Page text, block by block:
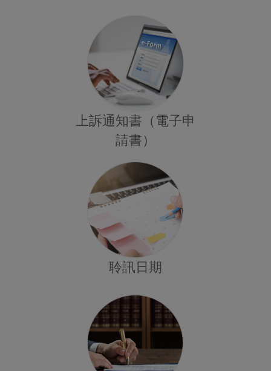
上訴通知書（電子申
請書）
聆訊日期